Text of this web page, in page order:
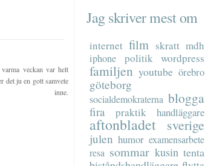
veckan var helt
det ju en gott samvete
Jag skriver mest om
internet film skratt mdh
iphone politik wordpress
familjen youtube örebro
göteborg
socialdemokraterna blogga
fira praktik handläggare
aftonbladet sverige
julen humor examensarbete
resa sommar kusin tenta